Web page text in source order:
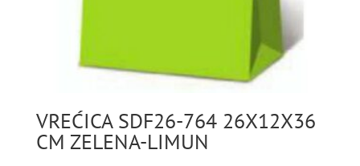
VREĆICA SDF26-764 26X12X36
CM ZELENA-LIMUN